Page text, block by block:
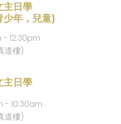
主日學
少年，兒童)
- 12:30pm
道樓)
主日學
- 10:30am
道樓)